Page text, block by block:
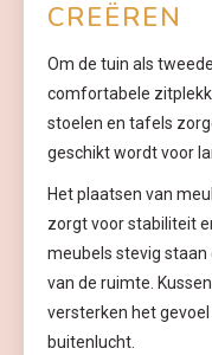
CREËREN
Om de tuin als
comfortabele
stoelen en tafels
geschikt wordt voor
Het plaatsen van
zorgt voor stabiliteit
meubels stevig staan
van de ruimte.
versterken het
buitenlucht.